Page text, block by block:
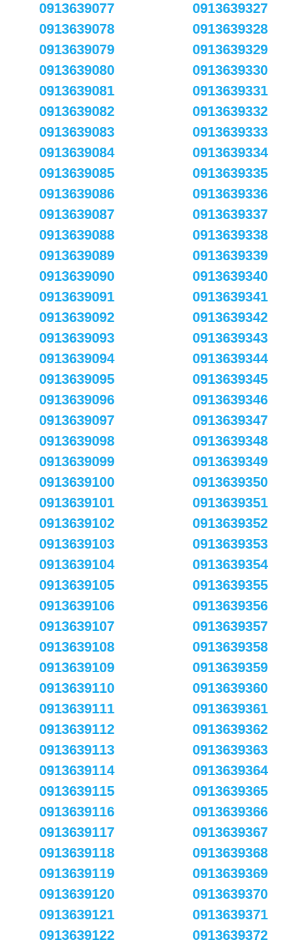
0913639077
0913639078
0913639079
0913639080
0913639081
0913639082
0913639083
0913639084
0913639085
0913639086
0913639087
0913639088
0913639089
0913639090
0913639091
0913639092
0913639093
0913639094
0913639095
0913639096
0913639097
0913639098
0913639099
0913639100
0913639101
0913639102
0913639103
0913639104
0913639105
0913639106
0913639107
0913639108
0913639109
0913639110
0913639111
0913639112
0913639113
0913639114
0913639115
0913639116
0913639117
0913639118
0913639119
0913639120
0913639121
0913639122
0913639327
0913639328
0913639329
0913639330
0913639331
0913639332
0913639333
0913639334
0913639335
0913639336
0913639337
0913639338
0913639339
0913639340
0913639341
0913639342
0913639343
0913639344
0913639345
0913639346
0913639347
0913639348
0913639349
0913639350
0913639351
0913639352
0913639353
0913639354
0913639355
0913639356
0913639357
0913639358
0913639359
0913639360
0913639361
0913639362
0913639363
0913639364
0913639365
0913639366
0913639367
0913639368
0913639369
0913639370
0913639371
0913639372